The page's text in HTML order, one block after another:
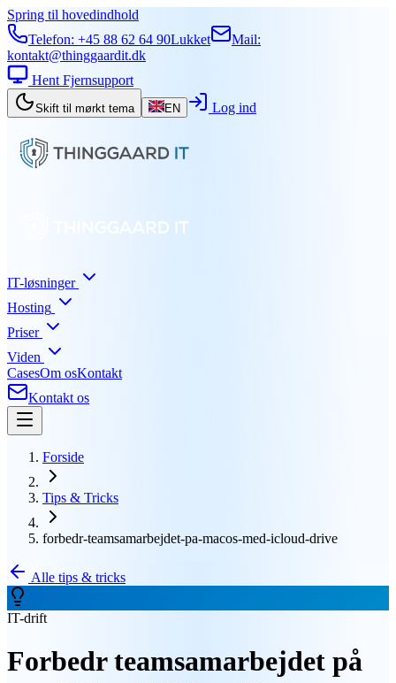
Spring til hovedindhold
Telefon: +45 88 62 64 90Lukket
Mail:
kontakt@thinggaardit.dk
Hent Fjernsupport
Skift til mørkt tema EN Log ind
IT-løsninger
Hosting
Priser
Viden
CasesOm osKontakt
Kontakt os
Forside
Tips & Tricks
forbedr-teamsamarbejdet-pa-macos-med-icloud-drive
Alle tips & tricks
IT-drift
Forbedr teamsamarbejdet på